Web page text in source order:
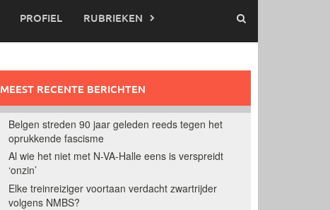
PROFIEL RUBRIEKEN
MEEST RECENTE BERICHTEN
Belgen streden 90 jaar geleden reeds tegen het
oprukkende fascisme
Al wie het niet met N-VA-Halle eens is verspreidt
‘onzin’
Elke treinreiziger voortaan verdacht zwartrijder
volgens NMBS?